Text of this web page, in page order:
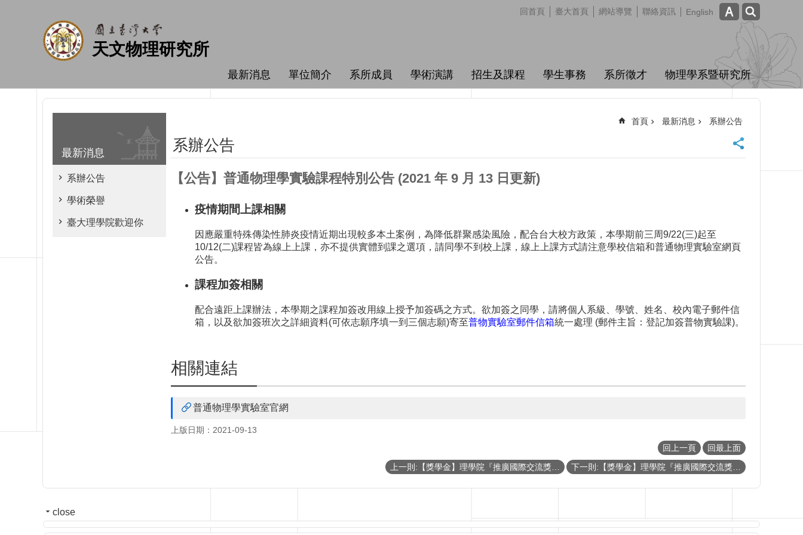
回首頁 臺大首頁 網站導覽 聯絡資訊 English
天文物理研究所
最新消息 單位簡介 系所成員 學術演講 招生及課程 學生事務 系所徵才 物理學系暨研究所
最新消息
系辦公告
學術榮譽
臺大理學院歡迎你
首頁 最新消息 系辦公告
系辦公告
【公告】普通物理學實驗課程特別公告 (2021 年 9 月 13 日更新)
疫情期間上課相關
因應嚴重特殊傳染性肺炎疫情近期出現較多本土案例，為降低群聚感染風險，配合台大校方政策，本學期前三周9/22(三)起至
10/12(二)課程皆為線上上課，亦不提供實體到課之選項，請同學不到校上課，線上上課方式請注意學校信箱和普通物理實驗室網頁
公告。
課程加簽相關
配合遠距上課辦法，本學期之課程加簽改用線上授予加簽碼之方式。欲加簽之同學，請將個人系級、學號、姓名、校內電子郵件信
箱，以及欲加簽班次之詳細資料(可依志願序填一到三個志願)寄至普物實驗室郵件信箱統一處理 (郵件主旨：登記加簽普物實驗課)。
相關連結
普通物理學實驗室官網
上版日期：2021-09-13
回上一頁
回最上面
close